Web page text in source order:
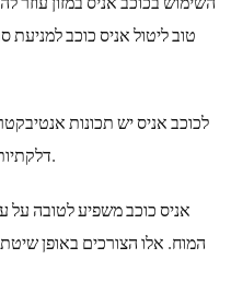
טוב ליטול אניס כוכב
לכוכב אניס יש תכונות
דלקתיות כתוצאה מתוכן האנתול בהרכב.
אניס כוכב משפיע לטובה
המוח. אלו הצורכים באופן